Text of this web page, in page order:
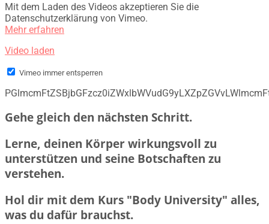
Mit dem Laden des Videos akzeptieren Sie die
Datenschutzerklärung von Vimeo.
Mehr erfahren
Video laden
Vimeo immer entsperren
Gehe gleich den nächsten Schritt.
Lerne, deinen Körper wirkungsvoll zu
unterstützen und seine Botschaften zu
verstehen.
Hol dir mit dem Kurs "Body University" alles,
was du dafür brauchst.